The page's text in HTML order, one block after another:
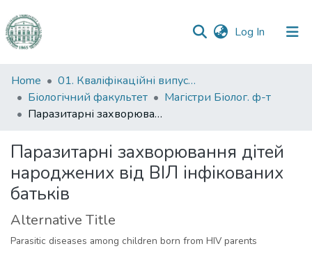
Log In (current)
Communities
&
Collections
Statistics
Home
01. Кваліфікаційні випускні роботи здобувачів вищої освіти
Біологічний факультет
Магістри Біолог. ф-т
Паразитарні захворювання дітей народжених від ВІЛ інфікованих батьків
Паразитарні захворювання дітей
народжених від ВІЛ інфікованих
батьків
Alternative Title
Parasitic diseases among children born from HIV parents